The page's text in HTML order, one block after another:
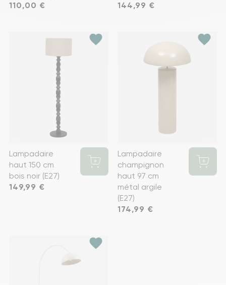
Prix
110,00 € Prix
144,99 €
favorite
Lampadaire
haut 150 cm
bois noir (E27)
Prix
149,99 €
favorite
Lampadaire
champignon
haut 97 cm
métal argile
(E27)
Prix
174,99 €
favorite